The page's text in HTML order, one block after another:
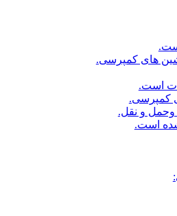
های کمپرسی.
است.